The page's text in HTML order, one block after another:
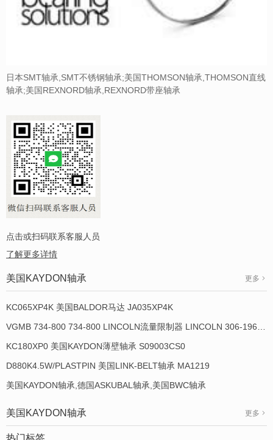
日本SMT轴承,SMT不锈钢轴承;美国THOMSON轴承,THOMSON直线
轴承;美国REXNORD轴承,REXNORD带座轴承
点击或扫码联系客服人员
了解更多详情
美国KAYDON轴承 更多
KC065XP4K 美国BALDOR马达 JA035XP4K
KC180XP0 美国KAYDON薄壁轴承 S09003CS0
D880K4.5W/PLASTPIN 美国LINK-BELT轴承 MA1219
美国KAYDON轴承,德国ASKUBAL轴承,美国BWC轴承
美国KAYDON轴承 更多
热门标签